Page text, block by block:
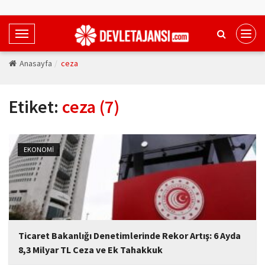
T
o
g
e
a
v
i
g
a
t
i
o
n
Anasayfa ceza
Etiket: ceza (7)
EKONOMİ
Ticaret Bakanlığı Denetimlerinde Rekor Artış: 6 Ayda
8,3 Milyar TL Ceza ve Ek Tahakkuk